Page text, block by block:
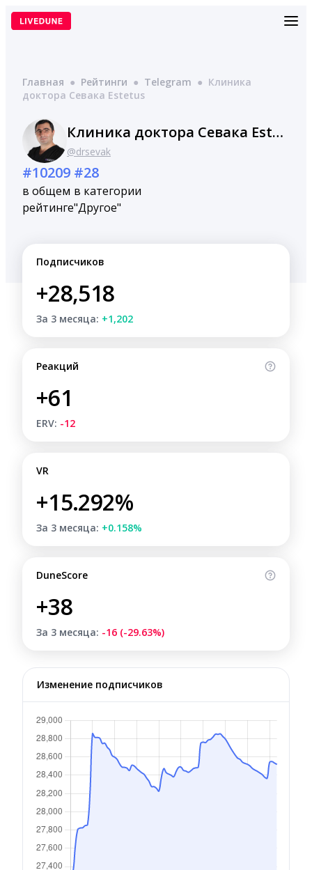
Перейти
Главная ● Рейтинги ● Telegram ● Клиника
доктора Севака Estetus
Клиника доктора Севака Estetus
@drsevak
#10209
в общем
рейтинге
#28
в категории
"Другое"
Подписчиков
+28,518
За 3 месяца: +1,202
Реакций
+61
ERV: -12
VR
+15.292%
За 3 месяца: +0.158%
DuneScore
+38
За 3 месяца: -16 (-29.63%)
Изменение подписчиков